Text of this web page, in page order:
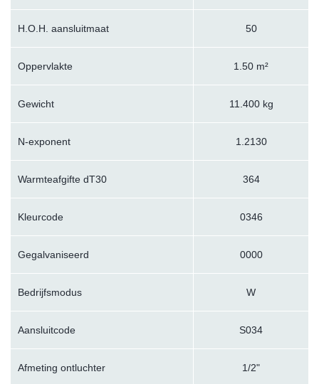
H.O.H. aansluitmaat 50
Oppervlakte 1.50 m²
Gewicht 11.400 kg
N-exponent 1.2130
Warmteafgifte dT30 364
Kleurcode 0346
Gegalvaniseerd 0000
Bedrijfsmodus W
Aansluitcode S034
Afmeting ontluchter 1/2"